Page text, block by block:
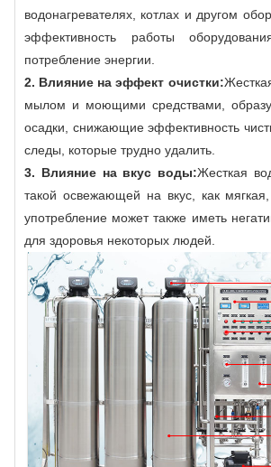
водонагревателях, котлах и другом
эффективность работы
потребление энергии.
2. Влияние на эффект очистки:
мылом и моющими средствами,
осадки, снижающие эффективность
следы, которые трудно удалить.
3. Влияние на вкус воды:Жесткая
такой освежающей на вкус, как
употребление может также иметь
для здоровья некоторых людей.